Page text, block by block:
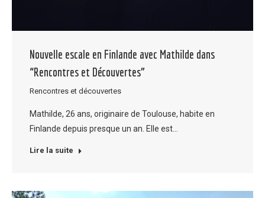
Nouvelle escale en Finlande avec Mathilde dans
“Rencontres et Découvertes”
Rencontres et découvertes
Mathilde, 26 ans, originaire de Toulouse, habite en
Finlande depuis presque un an. Elle est…
Lire la suite